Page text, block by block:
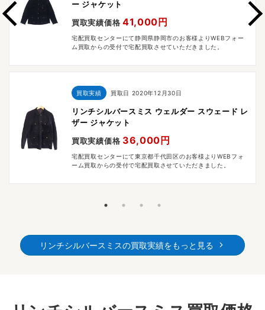
ー ジャケット
買取実績価格 41,000円
宅配買取センターにて静岡県静岡市のお客様よりWEBフォー
ム買取からの受付で宅配買取させていただきました。
買取実績 買取日 2020年12月30日
リンチシルバースミス ウェルダー スウェード レ
ザー ジャケット
買取実績価格 36,000円
宅配買取センターにて東京都千代田区のお客様よりWEBフォ
ーム買取からの受付で宅配買取させていただきました。
リンチシルバースミスの買取実績をもっと見る